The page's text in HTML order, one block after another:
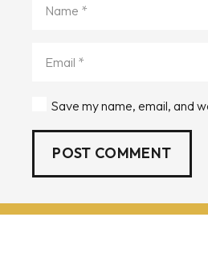
Save my name, email, and
POST COMMENT